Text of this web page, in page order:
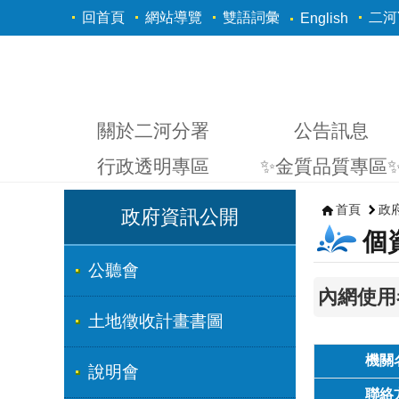
跳到主要內容區塊
回首頁 網站導覽 雙語詞彙 English 二
關於二河分署
公告訊息
行政透明專區
✨金質品質專區
政府資訊公開
公聽會
土地徵收計畫書圖
說明會
首頁 政
個
內網使
機關
聯絡